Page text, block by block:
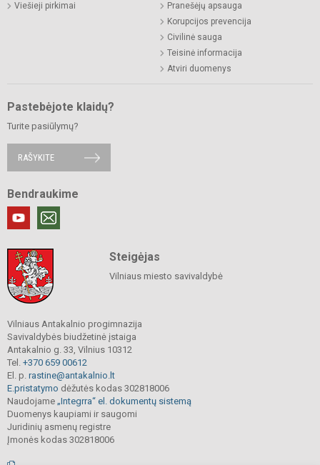
Viešieji pirkimai
Pranešėjų apsauga
Korupcijos prevencija
Civilinė sauga
Teisinė informacija
Atviri duomenys
Pastebėjote klaidų?
Turite pasiūlymų?
RAŠYKITE
Bendraukime
Steigėjas
Vilniaus miesto savivaldybė
Vilniaus Antakalnio progimnazija
Savivaldybės biudžetinė įstaiga
Antakalnio g. 33, Vilnius 10312
Tel. +370 659 00612
El. p. rastine@antakalnio.lt
E.pristatymo dėžutės kodas 302818006
Naudojame „Integrra“ el. dokumentų sistemą
Duomenys kaupiami ir saugomi
Juridinių asmenų registre
Įmonės kodas 302818006